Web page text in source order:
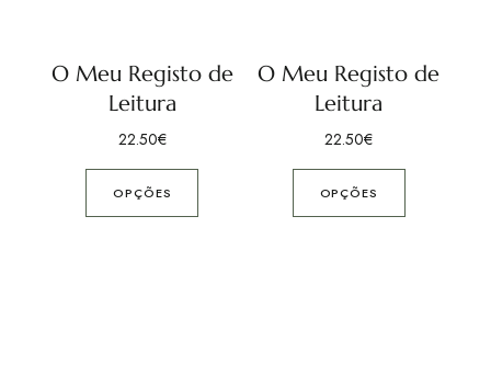
O Meu Registo de
Leitura
22.50€
OPÇÕES
O Meu Registo de
Leitura
22.50€
OPÇÕES